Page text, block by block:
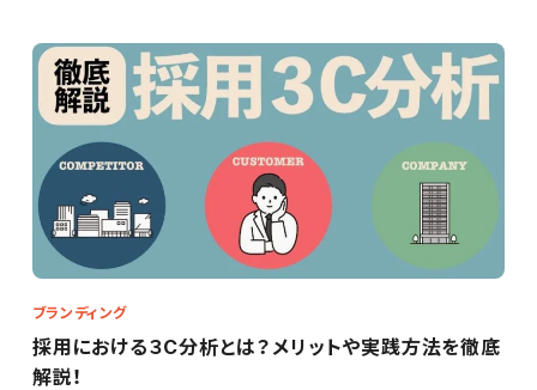
ブランディング
採用における３C分析とは？メリットや実践方法を徹底
解説！